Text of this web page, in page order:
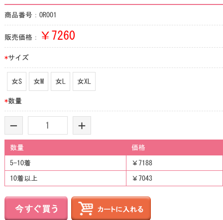
商品番号：OR001
販売価格： ￥ 7260
*サイズ
女S 女M 女L 女XL
*数量
- +
数量 価格
5-10着 ￥7188
10着以上 ￥7043